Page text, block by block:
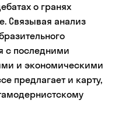
о гранях
Связывая анализ
с последними
и экономическими
предлагает и карту,